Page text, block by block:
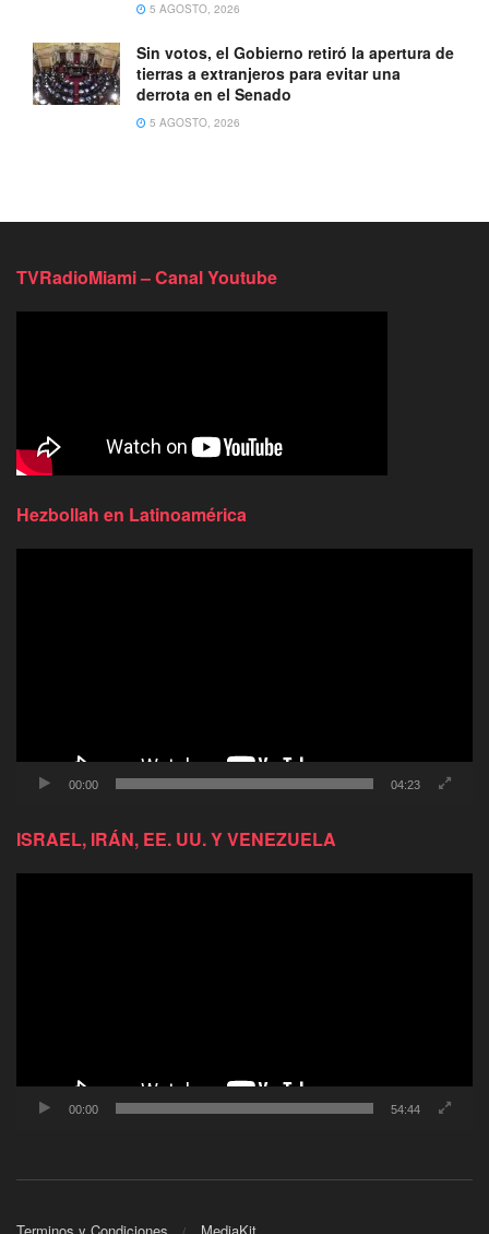
5 AGOSTO, 2026
Sin votos, el Gobierno retiró la apertura de
tierras a extranjeros para evitar una
derrota en el Senado
5 AGOSTO, 2026
TVRadioMiami – Canal Youtube
Hezbollah en Latinoamérica
00:00 04:23
ISRAEL, IRÁN, EE. UU. Y VENEZUELA
00:00 54:44